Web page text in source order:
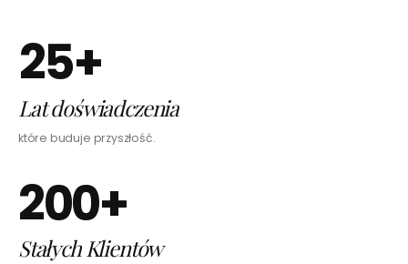
25+
Lat doświadczenia
które buduje przyszłość.
200+
Stałych Klientów